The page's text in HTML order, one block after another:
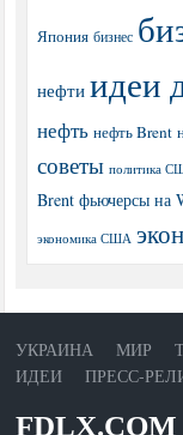
Япония бизнес
нефти идеи
нефть нефть Brent
советы политика
Brent фьючерсы на
экономика США
УКРАИНА МИР
ИДЕИ
ПРЕСС-
FDLX.COM